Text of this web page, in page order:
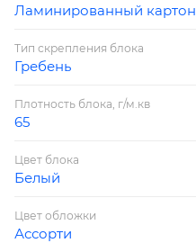
Ламинированный картон
Тип скрепления блока
Гребень
Плотность блока, г/м.кв
65
Цвет блока
Белый
Цвет обложки
Ассорти